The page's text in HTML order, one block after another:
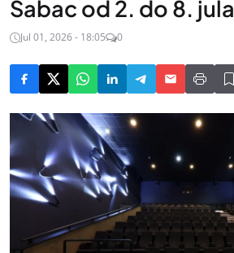
Šabac od 2. do 8. jula
Jul 01, 2026 - 18:05 0